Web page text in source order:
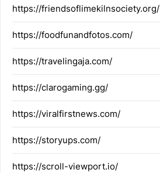
https://friendsoflimekilnsociety.org/
https://foodfunandfotos.com/
https://travelingaja.com/
https://clarogaming.gg/
https://viralfirstnews.com/
https://storyups.com/
https://scroll-viewport.io/